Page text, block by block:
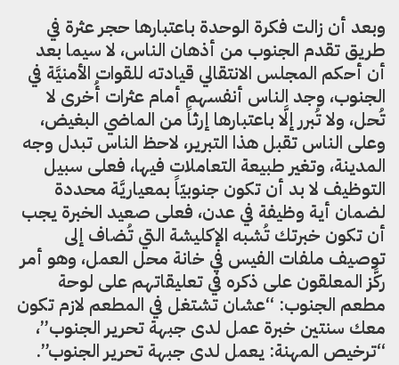
وبعد أن زالت فكرة الوحدة باعتبارها حجر عثرة في
طريق تقدم الجنوب من أذهان الناس، لا سيما بعد
أن أحكم المجلس الانتقالي قيادته للقوات الأمنيَّة في
الجنوب، وجد الناس أنفسهم أمام عثرات أُخرى لا
تُحل، ولا تُبرر إلَّا باعتبارها إرثاً من الماضي البغيض،
وعلى الناس تقبل هذا التبرير، لاحظ الناس تبدل وجه
المدينة، وتغير طبيعة التعاملات فيها، فعلى سبيل
التوظيف لا بد أن تكون جنوبيّاً بمعياريَّة محددة
لضمان أية وظيفة في عدن، فعلى صعيد الخبرة يجب
أن تكون خبرتك تُشبه الإكليشة التي تُضاف إلى
توصيف ملفات الفيس في خانة محل العمل، وهو أمر
ركَّز المعلقون على ذكره في تعليقاتهم على لوحة
مطعم الجنوب: “عشان تشتغل في المطعم لازم تكون
معك سنتين خبرة عمل لدى جبهة تحرير الجنوب”،
“ترخيص المهنة: يعمل لدى جبهة تحرير الجنوب”.